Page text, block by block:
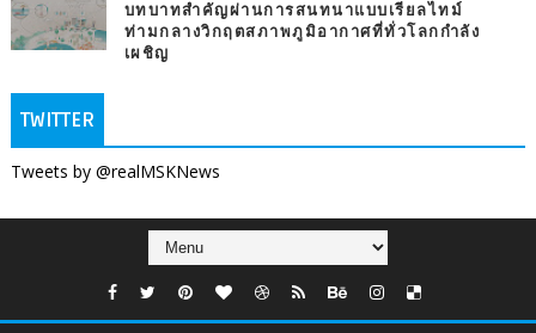
บทบาทสำคัญผ่านการสนทนาแบบเรียลไทม์
ท่ามกลางวิกฤตสภาพภูมิอากาศที่ทั่วโลกกำลัง
เผชิญ
TWITTER
Tweets by @realMSKNews